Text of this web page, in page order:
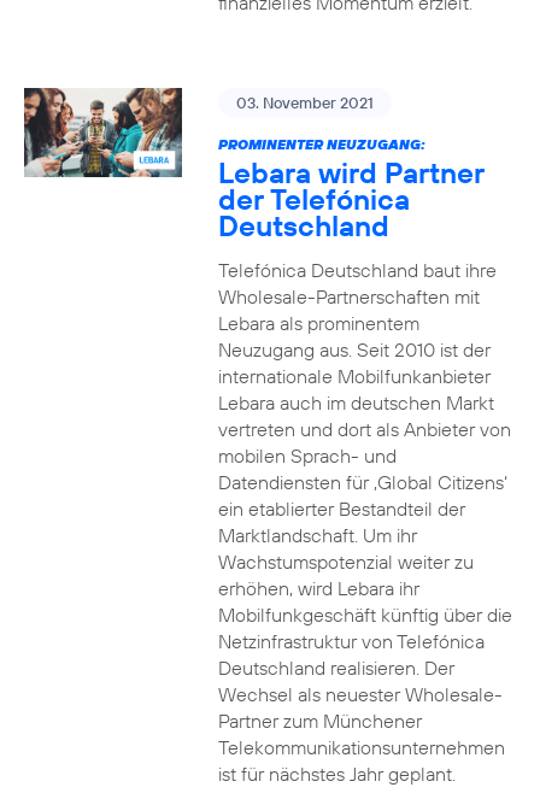
03. November 2021
PROMINENTER NEUZUGANG:
Lebara wird Partner
der Telefónica
Deutschland
Telefónica Deutschland baut ihre
Wholesale-Partnerschaften mit
Lebara als prominentem
Neuzugang aus. Seit 2010 ist der
internationale Mobilfunkanbieter
Lebara auch im deutschen Markt
vertreten und dort als Anbieter von
mobilen Sprach- und
Datendiensten für ‚Global Citizens‘
ein etablierter Bestandteil der
Marktlandschaft. Um ihr
Wachstumspotenzial weiter zu
erhöhen, wird Lebara ihr
Mobilfunkgeschäft künftig über die
Netzinfrastruktur von Telefónica
Deutschland realisieren. Der
Wechsel als neuester Wholesale-
Partner zum Münchener
Telekommunikationsunternehmen
ist für nächstes Jahr geplant.